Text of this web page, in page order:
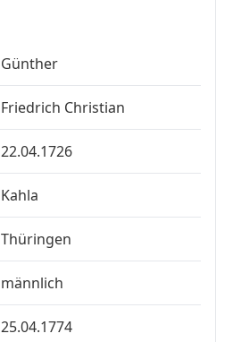
Günther
Friedrich Christian
22.04.1726
Kahla
Thüringen
männlich
25.04.1774